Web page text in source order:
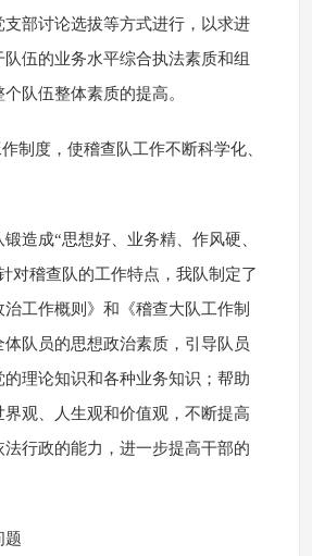
部讨论选拔等方式进行，以求进
伍的业务水平综合执法素质和组
队伍整体素质的提高。
制度，使稽查队工作不断科学化、
造成“思想好、业务精、作风硬、
对稽查队的工作特点，我队制定了
治工作概则》和《稽查大队工作制
体队员的思想政治素质，引导队员
理论知识和各种业务知识；帮助
界观、人生观和价值观，不断提高
行政的能力，进一步提高干部的
题